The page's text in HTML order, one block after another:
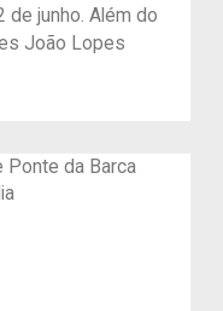
de junho. Além do
João Lopes